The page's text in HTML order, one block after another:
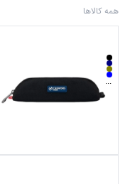
همه کالاها
...